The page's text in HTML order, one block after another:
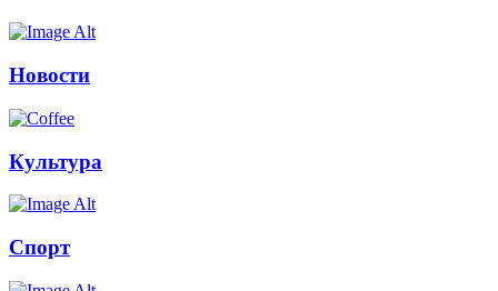
Новости
Культура
Спорт